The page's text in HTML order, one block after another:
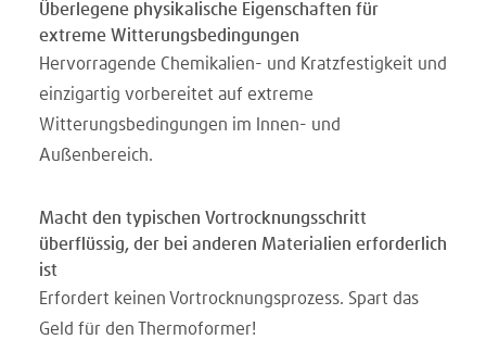
Überlegene physikalische Eigenschaften für
extreme Witterungsbedingungen
Hervorragende Chemikalien- und Kratzfestigkeit und
einzigartig vorbereitet auf extreme
Witterungsbedingungen im Innen- und
Außenbereich.
Macht den typischen Vortrocknungsschritt
überflüssig, der bei anderen Materialien erforderlich
ist
Erfordert keinen Vortrocknungsprozess. Spart das
Geld für den Thermoformer!